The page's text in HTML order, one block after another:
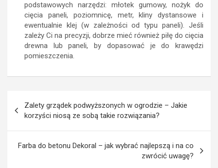
podstawowych narzędzi: młotek gumowy, nożyk do
cięcia paneli, poziomnicę, metr, kliny dystansowe i
ewentualnie klej (w zależności od typu paneli). Jeśli
zależy Ci na precyzji, dobrze mieć również piłę do cięcia
drewna lub paneli, by dopasować je do krawędzi
pomieszczenia.
wpisu
Zalety grządek podwyższonych w ogrodzie – Jakie
korzyści niosą ze sobą takie rozwiązania?
Farba do betonu Dekoral – jak wybrać najlepszą i na co
zwrócić uwagę?